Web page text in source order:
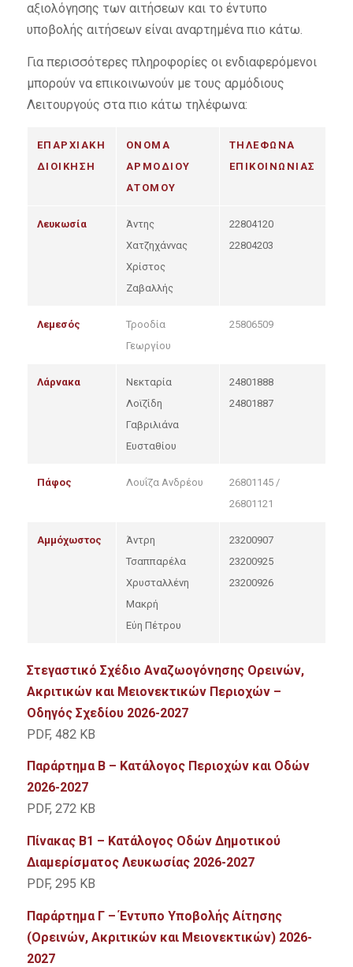
αξιολόγησης των αιτήσεων και το έντυπο
υποβολής αιτήσεων είναι αναρτημένα πιο κάτω.
Για περισσότερες πληροφορίες οι ενδιαφερόμενοι
μπορούν να επικοινωνούν με τους αρμόδιους
Λειτουργούς στα πιο κάτω τηλέφωνα:
ΕΠΑΡΧΙΑΚΗ
ΔΙΟΙΚΗΣΗ
ΟΝΟΜΑ
ΑΡΜΟΔΙΟΥ
ΑΤΟΜΟΥ
ΤΗΛΕΦΩΝΑ
ΕΠΙΚΟΙΝΩΝΙΑΣ
Λευκωσία
Άντης
Χατζηχάννας
Χρίστος
Ζαβαλλής
22804120
22804203
Λεμεσός
Τροοδία
Γεωργίου
25806509
Λάρνακα
Νεκταρία
Λοϊζίδη
Γαβριλιάνα
Ευσταθίου
24801888
24801887
Πάφος Λουΐζα Ανδρέου
26801145 /
26801121
Αμμόχωστος
Άντρη
Τσαππαρέλα
Χρυσταλλένη
Μακρή
Εύη Πέτρου
23200907
23200925
23200926
Στεγαστικό Σχέδιο Αναζωογόνησης Ορεινών,
Ακριτικών και Μειονεκτικών Περιοχών –
Οδηγός Σχεδίου 2026-2027
PDF, 482 KB
Παράρτημα Β – Κατάλογος Περιοχών και Οδών
2026-2027
PDF, 272 KB
Πίνακας Β1 – Κατάλογος Οδών Δημοτικού
Διαμερίσματος Λευκωσίας 2026-2027
PDF, 295 KB
Παράρτημα Γ – Έντυπο Υποβολής Αίτησης
(Ορεινών, Ακριτικών και Μειονεκτικών) 2026-
2027